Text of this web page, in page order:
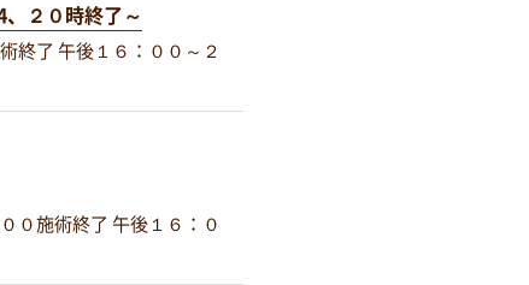
２０時終了～
終了 午後１６：００～２
０施術終了 午後１６：０